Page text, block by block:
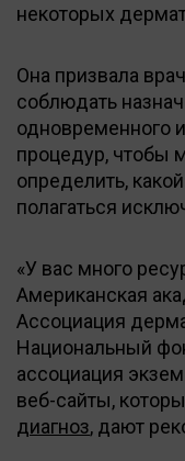
некоторых
Она призвала
соблюдать
одновременного
процедур, чтобы
определить,
полагаться
«У вас много
Американская
Ассоциация
Национальный
ассоциация
веб-сайты,
диагноз, дают